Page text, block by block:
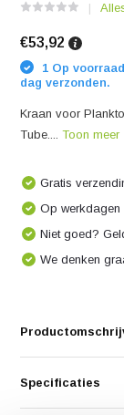
€53,92
1 Op
dag verzonden.
Kraan voor
Tube....Toon meer
Gratis
Op werkdagen
Niet goed?
We denken
Specificaties